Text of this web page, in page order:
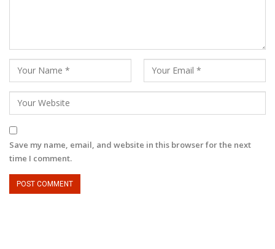
Save my name, email, and website in this browser for the next
time I comment.